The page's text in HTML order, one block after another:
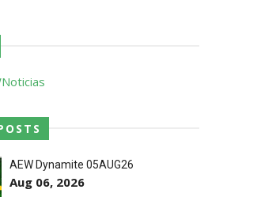
icónicas
arame farpado
AEW Dynamite 05AUG26
Aug 06, 2026